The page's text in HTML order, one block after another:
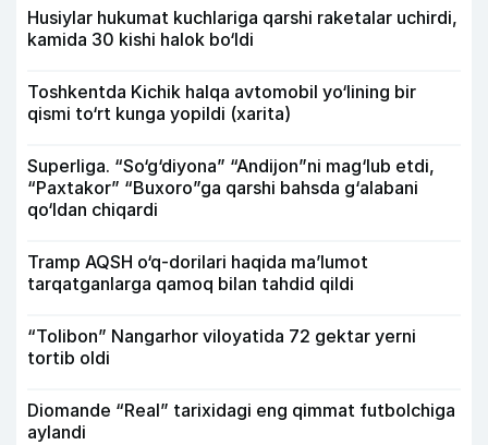
Husiylar hukumat kuchlariga qarshi raketalar uchirdi,
kamida 30 kishi halok bo‘ldi
Toshkentda Kichik halqa avtomobil yo‘lining bir
qismi to‘rt kunga yopildi (xarita)
Superliga. “So‘g‘diyona” “Andijon”ni mag‘lub etdi,
“Paxtakor” “Buxoro”ga qarshi bahsda g‘alabani
qo‘ldan chiqardi
Tramp AQSH o‘q-dorilari haqida ma’lumot
tarqatganlarga qamoq bilan tahdid qildi
“Tolibon” Nangarhor viloyatida 72 gektar yerni
tortib oldi
Diomande “Real” tarixidagi eng qimmat futbolchiga
aylandi